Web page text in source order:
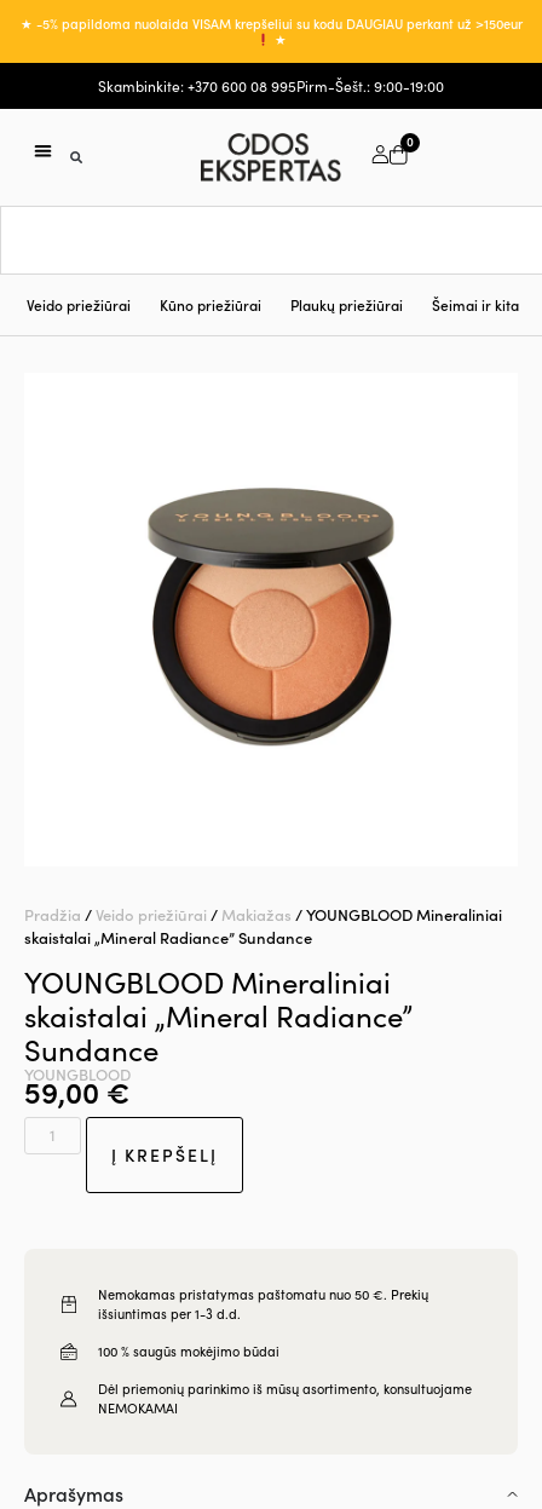
★ -5% papildoma nuolaida VISAM krepšeliui su kodu DAUGIAU perkant už >150eur
★
Skambinkite: +370 600 08 995Pirm-Šešt.: 9:00-19:00
0
Veido priežiūrai Kūno priežiūrai Plaukų priežiūrai Šeimai ir kita
Pradžia /Veido priežiūrai / Makiažas / YOUNGBLOOD Mineraliniai
skaistalai „Mineral Radiance” Sundance
YOUNGBLOOD Mineraliniai
skaistalai „Mineral Radiance”
Sundance
YOUNGBLOOD
59,00€
Į KREPŠELĮ
Nemokamas pristatymas paštomatu nuo 50 €. Prekių
išsiuntimas per 1-3 d.d.
100 % saugūs mokėjimo būdai
Dėl priemonių parinkimo iš mūsų asortimento, konsultuojame
NEMOKAMAI
Aprašymas